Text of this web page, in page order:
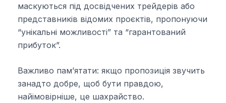
маскуються під досвідчених трейдерів або
представників відомих проєктів, пропонуючи
“унікальні можливості” та “гарантований
прибуток”.
Важливо пам’ятати: якщо пропозиція звучить
занадто добре, щоб бути правдою,
найімовірніше, це шахрайство.